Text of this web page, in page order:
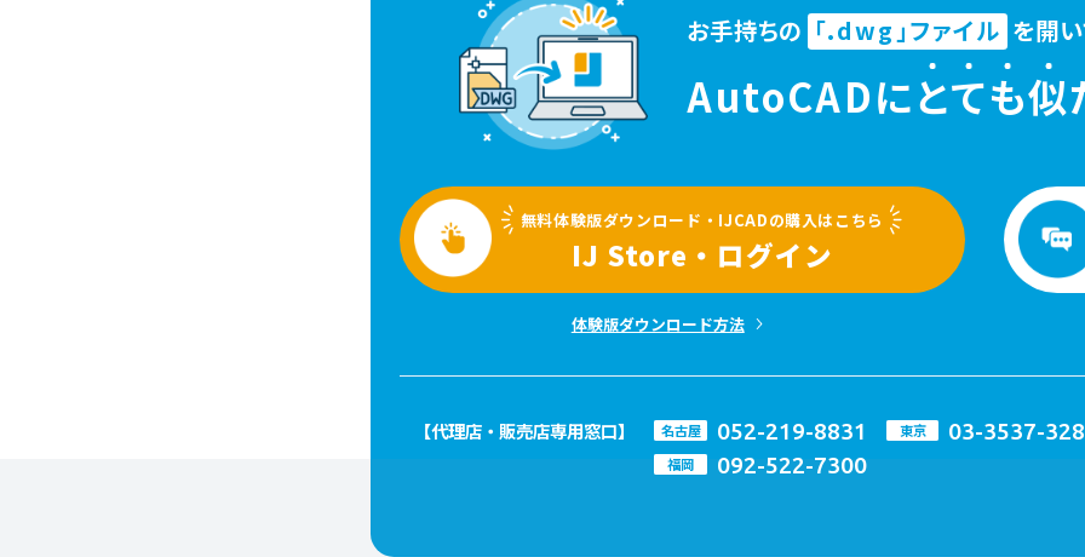
お手持ちの 「.dwg」ファイル を開
AutoCADにとても似
無料体験版ダウンロード・IJCADの購入はこちら
IJ Store・ログイン
体験版ダウンロード方法
【代理店・販売店専用窓口】 名古屋 052-219-8831 東京 03-3537-
福岡 092-522-7300